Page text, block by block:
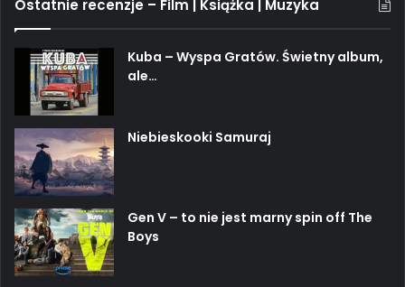
Ostatnie recenzje – Film | Książka | Muzyka
Kuba – Wyspa Gratów. Świetny album,
ale…
Niebieskooki Samuraj
Gen V – to nie jest marny spin off The
Boys